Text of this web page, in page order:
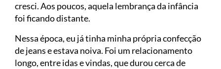
cresci. Aos poucos, aquela lembrança da infância
foi ficando distante.
Nessa época, eu já tinha minha própria confecção
de jeans e estava noiva. Foi um relacionamento
longo, entre idas e vindas, que durou cerca de